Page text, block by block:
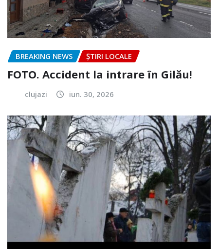
BREAKING NEWS ȘTIRI LOCALE
FOTO. Accident la intrare în Gilău!
clujazi iun. 30, 2026